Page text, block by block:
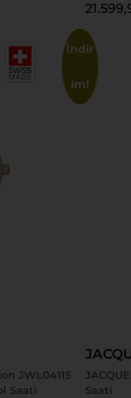
İndir
im!
JWL04115
Saati
Saati